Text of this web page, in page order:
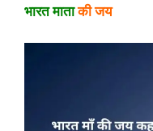
भारत माता की जय